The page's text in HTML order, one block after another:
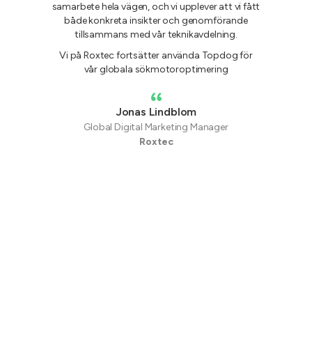
samarbete hela vägen, och vi upplever att vi fått
både konkreta insikter och genomförande
tillsammans med vår teknikavdelning.
Vi på Roxtec fortsätter använda Topdog för
vår globala sökmotoroptimering
Jonas Lindblom
Global Digital Marketing Manager
Roxtec